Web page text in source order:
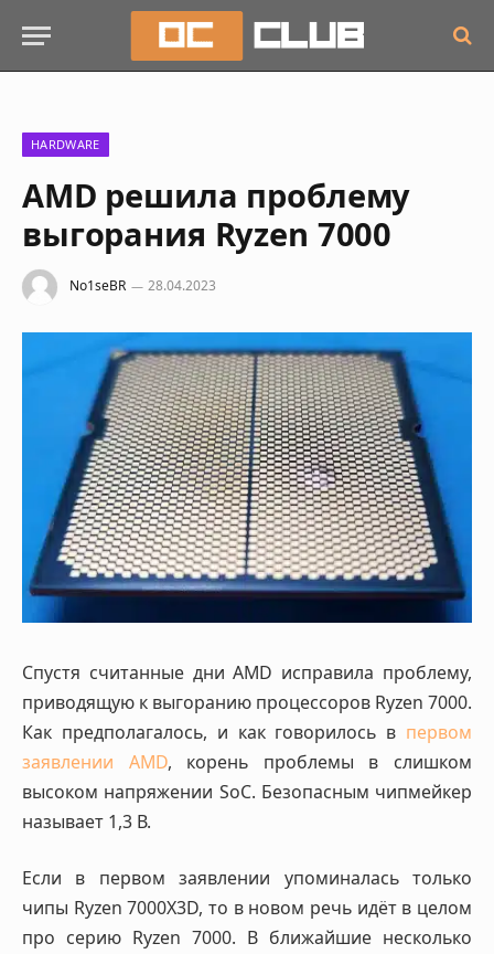
HARDWARE
AMD решила проблему
выгорания Ryzen 7000
No1seBR 28.04.2023
Спустя считанные дни AMD исправила проблему,
приводящую к выгоранию процессоров Ryzen 7000.
Как предполагалось, и как говорилось в первом
заявлении AMD, корень проблемы в слишком
высоком напряжении SoC. Безопасным чипмейкер
называет 1,3 В.
Если в первом заявлении упоминалась только
чипы Ryzen 7000X3D, то в новом речь идёт в целом
про серию Ryzen 7000. В ближайшие несколько